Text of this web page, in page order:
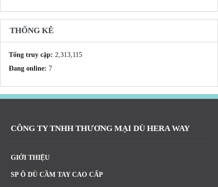
THỐNG KÊ
Tổng truy cập: 2,313,115
Đang online: 7
CÔNG TY TNHH THƯƠNG MẠI DÙ HERA WAY
GIỚI THIỆU
SP Ô DÙ CẦM TAY CAO CẤP